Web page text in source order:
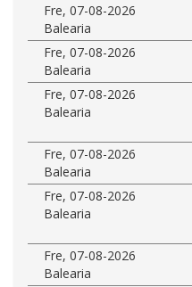
Fre, 07-08-2026
Balearia
Fre, 07-08-2026
Balearia
Fre, 07-08-2026
Balearia
Fre, 07-08-2026
Balearia
Fre, 07-08-2026
Balearia
Fre, 07-08-2026
Balearia